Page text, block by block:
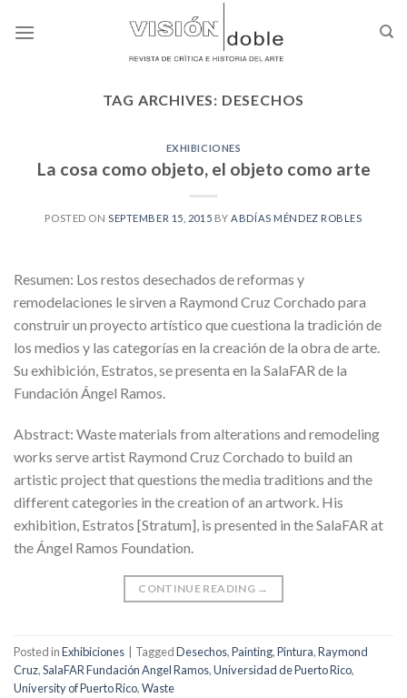
TAG ARCHIVES: DESECHOS
EXHIBICIONES
La cosa como objeto, el objeto como arte
POSTED ON SEPTEMBER 15, 2015 BY ABDÍAS MÉNDEZ ROBLES
Resumen: Los restos desechados de reformas y
remodelaciones le sirven a Raymond Cruz Corchado para
construir un proyecto artístico que cuestiona la tradición de
los medios y las categorías en la creación de la obra de arte.
Su exhibición, Estratos, se presenta en la SalaFAR de la
Fundación Ángel Ramos.
Abstract: Waste materials from alterations and remodeling
works serve artist Raymond Cruz Corchado to build an
artistic project that questions the media traditions and the
different categories in the creation of an artwork. His
exhibition, Estratos [Stratum], is presented in the SalaFAR at
the Ángel Ramos Foundation.
CONTINUE READING →
Posted inExhibiciones TaggedDesechos,Painting,Pintura,Raymond
Cruz,SalaFAR Fundación Angel Ramos,Universidad de Puerto Rico,
University of Puerto Rico,Waste